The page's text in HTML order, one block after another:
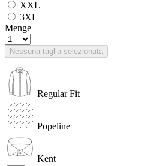
XXL
3XL
Menge
Nessuna taglia selezionata
Regular Fit
Popeline
Kent